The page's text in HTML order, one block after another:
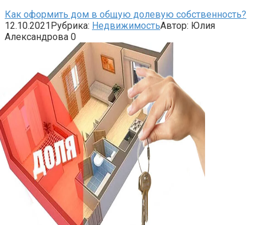
Как оформить дом в общую долевую собственность?
12.10.2021Рубрика: НедвижимостьАвтор: Юлия
Александрова 0